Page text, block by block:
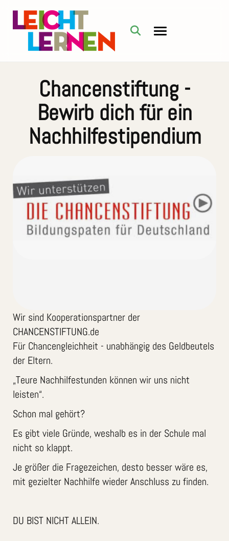
Chancenstiftung -
Bewirb dich für ein
Nachhilfestipendium
Wir sind Kooperationspartner der
CHANCENSTIFTUNG.de
Für Chancengleichheit - unabhängig des Geldbeutels
der Eltern.
„Teure Nachhilfestunden können wir uns nicht
leisten“.
Schon mal gehört?
Es gibt viele Gründe, weshalb es in der Schule mal
nicht so klappt.
Je größer die Fragezeichen, desto besser wäre es,
mit gezielter Nachhilfe wieder Anschluss zu finden.
DU BIST NICHT ALLEIN.